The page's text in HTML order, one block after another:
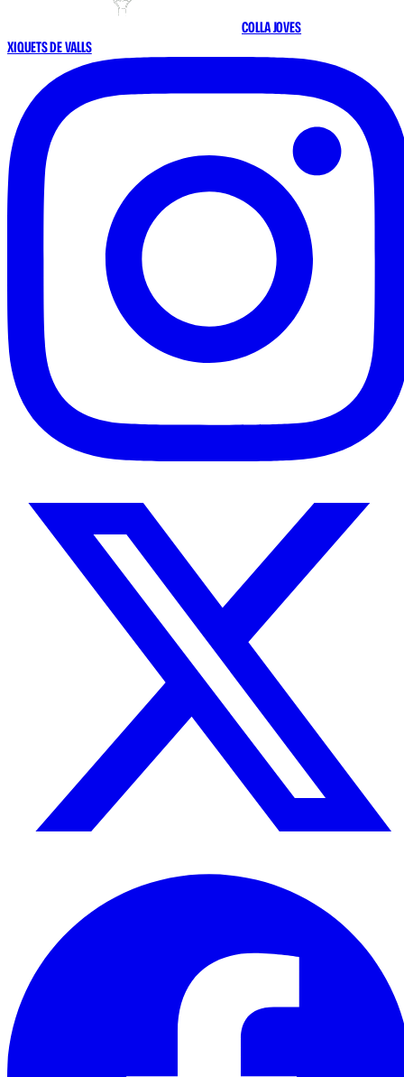
COLLA JOVES
XIQUETS DE VALLS